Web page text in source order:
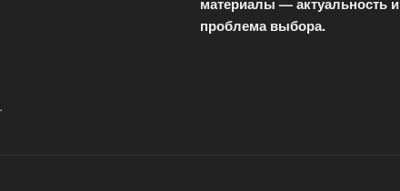
проблема выбора.
.